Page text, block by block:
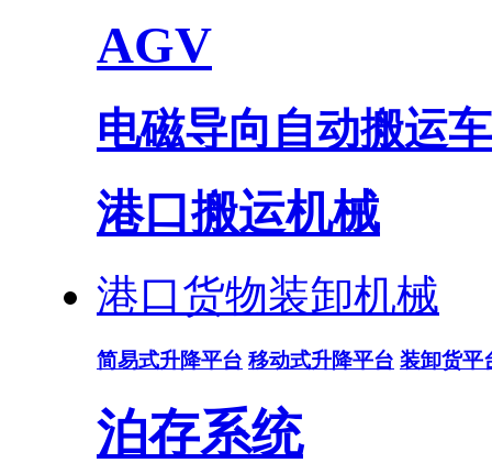
AGV
电磁导向自动搬运车
港口搬运机械
港口货物装卸机械
简易式升降平台 移动式升降平台 装卸货平
泊存系统